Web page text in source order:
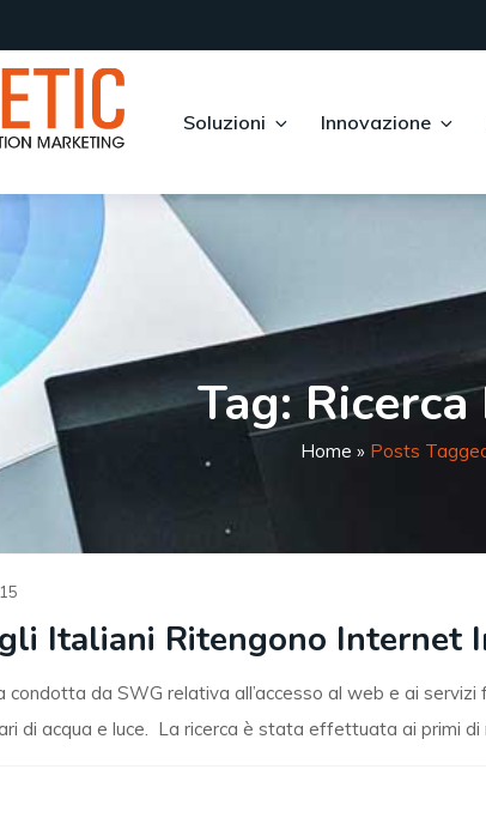
Soluzioni Innovazione
Tag:
Home » Posts
Italiani Ritengono Internet
condotta da SWG relativa all’accesso al web e ai
di acqua e luce. La ricerca è stata effettuata ai primi